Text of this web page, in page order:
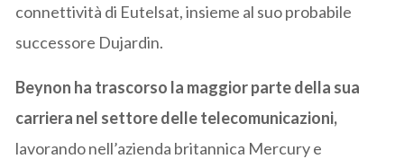
connettività di Eutelsat, insieme al suo probabile
successore Dujardin.
Beynon ha trascorso la maggior parte della sua
carriera nel settore delle telecomunicazioni,
lavorando nell’azienda britannica Mercury e